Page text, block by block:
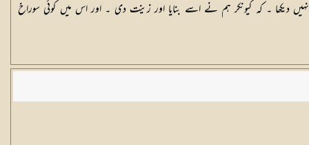
دیکھا ۔ کہ کیونکر ہم نے اسے بنایا اور زینت دی ۔ اور اس میں کوئی سوراخ